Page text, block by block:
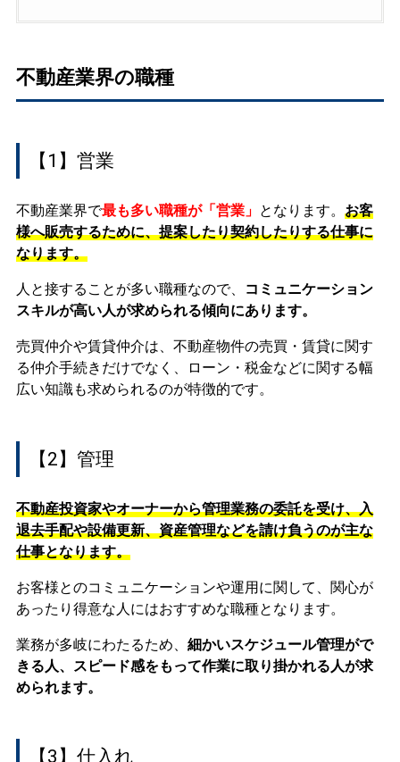
不動産業界の職種
【1】営業
不動産業界で最も多い職種が「営業」 となります。 お客
様へ販売するために、提案したり契約したりする仕事に
なります。
人と接することが多い職種なので、
コミュニケーション
スキルが高い人が求められる傾向にあります。
売買仲介や賃貸仲介は、不動産物件の売買・賃貸に関す
る仲介手続きだけでなく、ローン・税金などに関する幅
広い知識も求められるのが特徴的です。
【2】管理
不動産投資家やオーナーから管理業務の委託を受け、入
退去手配や設備更新、資産管理などを請け負うのが主な
仕事となります。
お客様とのコミュニケーションや運用に関して、関心が
あったり得意な人にはおすすめな職種となります。
業務が多岐にわたるため、 細かいスケジュール管理がで
きる人、スピード感をもって作業に取り掛かれる人が求
められます。
【3】仕入れ